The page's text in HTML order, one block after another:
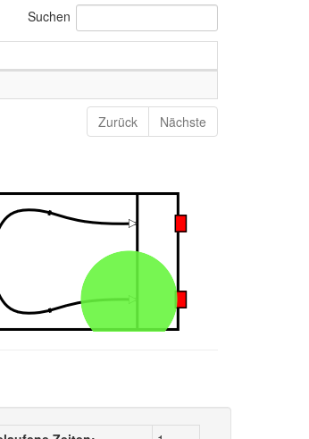
Suchen
Zurück Nächste